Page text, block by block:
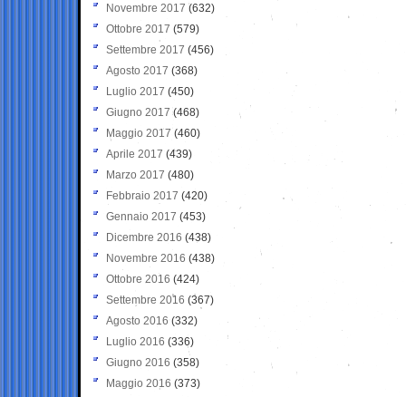
Novembre 2017 (632)
Ottobre 2017 (579)
Settembre 2017 (456)
Agosto 2017 (368)
Luglio 2017 (450)
Giugno 2017 (468)
Maggio 2017 (460)
Aprile 2017 (439)
Marzo 2017 (480)
Febbraio 2017 (420)
Gennaio 2017 (453)
Dicembre 2016 (438)
Novembre 2016 (438)
Ottobre 2016 (424)
Settembre 2016 (367)
Agosto 2016 (332)
Luglio 2016 (336)
Giugno 2016 (358)
Maggio 2016 (373)